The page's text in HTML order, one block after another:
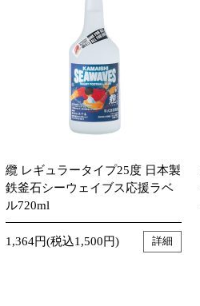
纜 レギュラータイプ25度 日本製
鉄釜石シーウェイブス応援ラベ
ル720ml
1,364円(税込1,500円) 詳細